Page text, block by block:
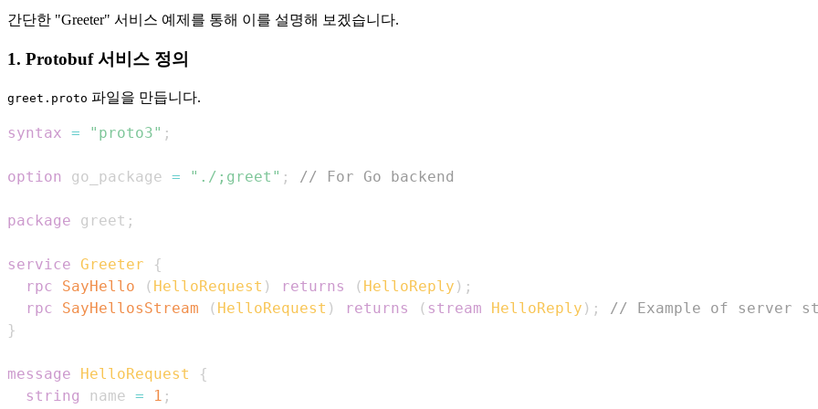
간단한 "Greeter" 서비스 예제를 통해 이를 설명해 보겠습니다.
1. Protobuf 서비스 정의
greet.proto 파일을 만듭니다.
syntax = "proto3" ;
option go_package = "./;greet" ; // For Go backend
package greet ;
service Greeter
{
rpc
SayHello ( HelloRequest ) returns ( HelloReply ) ;
rpc
SayHellosStream ( HelloRequest ) returns ( stream HelloReply ) ;
// Example of server
}
message HelloRequest
{
string
name = 1 ;